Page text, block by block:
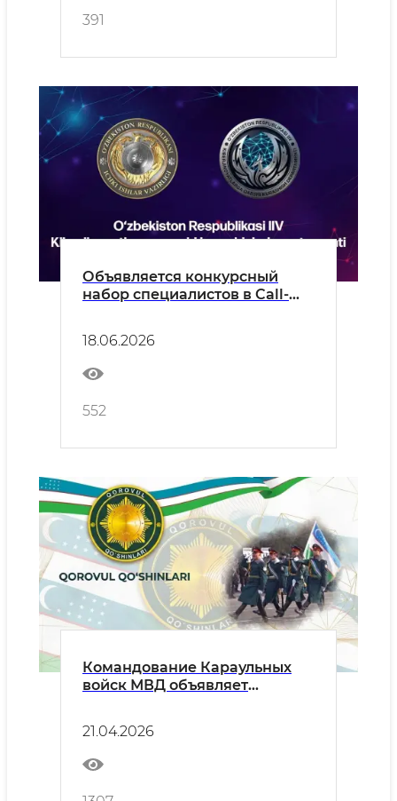
391
Объявляется конкурсный
набор специалистов в Call-
МВД Республики Узбекистан
18.06.2026
552
Командование Караульных
войск МВД объявляет
рядового и сержантского
состава для прохождения
службы на контрактной
основе
21.04.2026